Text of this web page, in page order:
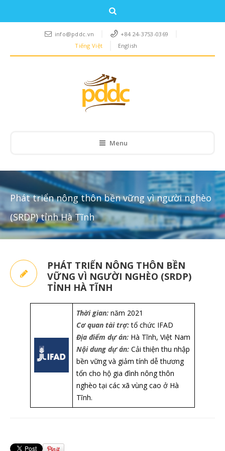
info@pddc.vn
+84 24-3753-0369
Tiếng Việt
English
Menu
Phát triển nông thôn bền vững vì người nghèo
(SRDP) tỉnh Hà Tĩnh
PHÁT TRIỂN NÔNG THÔN BỀN
VỮNG VÌ NGƯỜI NGHÈO (SRDP)
TỈNH HÀ TĨNH
Thời gian: năm 2021
Cơ quan tài trợ:tổ chức IFAD
Địa điểm dự án: Hà Tĩnh, Việt Nam
Nội dung dự án: Cải thiện thu nhập
bền vững và giảm tính dễ thương
tổn cho hộ gia đình nông thôn
nghèo tại các xã vùng cao ở Hà
Tĩnh.